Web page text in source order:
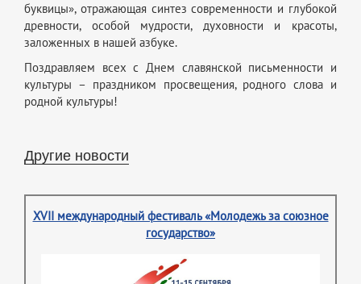
буквицы», отражающая синтез современности и глубокой
древности, особой мудрости, духовности и красоты,
заложенных в нашей азбуке.
Поздравляем всех с Днем славянской письменности и
культуры – праздником просвещения, родного слова и
родной культуры!
Другие новости
XVII международный фестиваль «Молодежь за союзное
государство»